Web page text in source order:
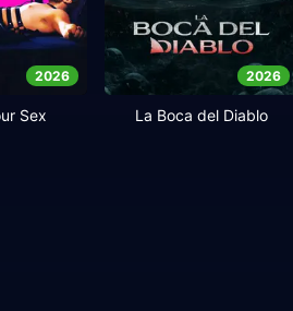
2026
Sex
2026
La Boca del Diablo